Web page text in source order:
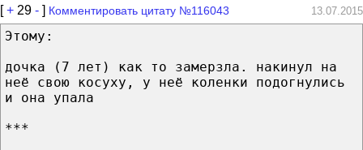
[+ 29 - ] Комментировать цитату №116043 13.07.2015
Этому:
дочка (7 лет) как то замерзла. накинул на
неё свою косуху, у неё коленки подогнулись
и она упала
***